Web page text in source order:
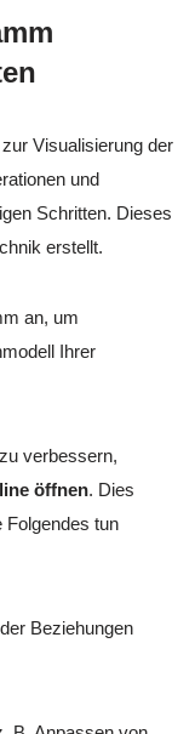
zur Visualisierung der
und
Schritten. Dieses
erstellt.
an, um
Ihrer
verbessern,
öffnen. Dies
Folgendes tun
Beziehungen